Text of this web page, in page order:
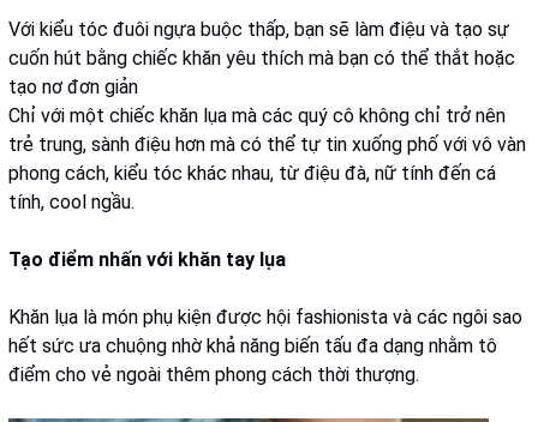
Với kiểu tóc đuôi ngựa buộc thấp, bạn sẽ làm điệu và tạo sự
cuốn hút bằng chiếc khăn yêu thích mà bạn có thể thắt hoặc
tạo nơ đơn giản
Chỉ với một chiếc khăn lụa mà các quý cô không chỉ trở nên
trẻ trung, sành điệu hơn mà có thể tự tin xuống phố với vô vàn
phong cách, kiểu tóc khác nhau, từ điệu đà, nữ tính đến cá
tính, cool ngầu.
Tạo điểm nhấn với khăn tay lụa
Khăn lụa là món phụ kiện được hội fashionista và các ngôi sao
hết sức ưa chuộng nhờ khả năng biến tấu đa dạng nhằm tô
điểm cho vẻ ngoài thêm phong cách thời thượng.